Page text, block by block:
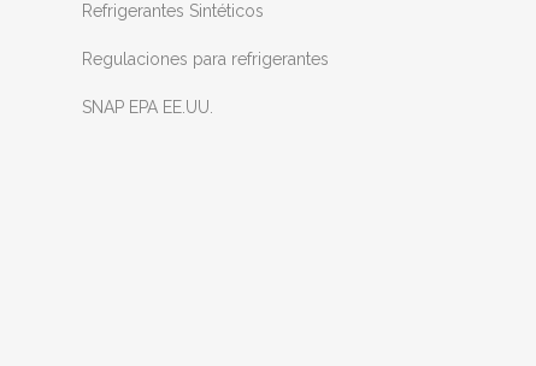
Refrigerantes Sintéticos
Regulaciones para refrigerantes
SNAP EPA EE.UU.